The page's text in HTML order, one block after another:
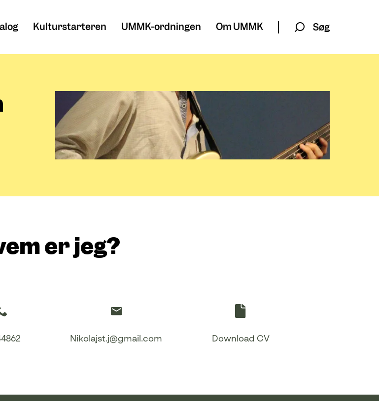
Kulturstarteren UMMK-ordningen Om UMMK Søg
er jeg?
Nikolajst.j@gmail.com Download CV